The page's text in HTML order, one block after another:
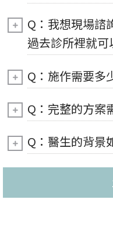
Q：我想現場諮
過去診所裡就可
Q：施作需要多
Q：完整的方案
Q：醫生的背景